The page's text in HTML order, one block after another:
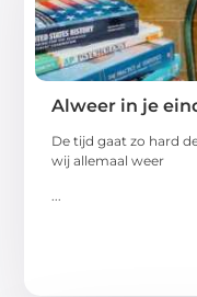
Alweer in je
De tijd gaat zo hard
wij allemaal weer
...